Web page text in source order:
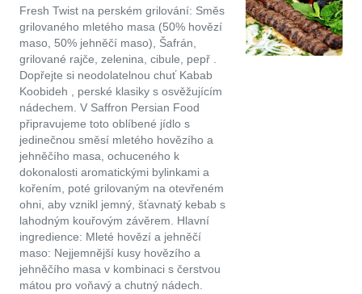
Fresh Twist na perském grilování: Směs
grilovaného mletého masa (50% hovězí
maso, 50% jehněčí maso), Šafrán,
grilované rajče, zelenina, cibule, pepř .
Dopřejte si neodolatelnou chuť Kabab
Koobideh , perské klasiky s osvěžujícím
nádechem. V Saffron Persian Food
připravujeme toto oblíbené jídlo s
jedinečnou směsí mletého hovězího a
jehněčího masa, ochuceného k
dokonalosti aromatickými bylinkami a
kořením, poté grilovaným na otevřeném
ohni, aby vznikl jemný, šťavnatý kebab s
lahodným kouřovým závěrem. Hlavní
ingredience: Mleté hovězí a jehněčí
maso: Nejjemnější kusy hovězího a
jehněčího masa v kombinaci s čerstvou
mátou pro voňavý a chutný nádech.